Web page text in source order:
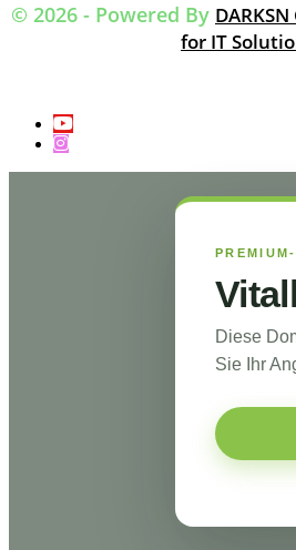
© 2026 - Powered By
for IT
Diese
Sie Ihr